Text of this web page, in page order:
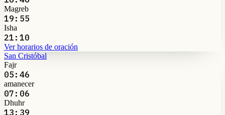
Magreb
19:55
Isha
21:10
Ver horarios de oración
San Cristóbal
Fajr
05:46
amanecer
07:06
Dhuhr
13:39